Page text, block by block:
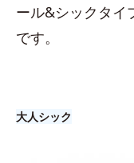
ール&シックタイ
です。
大人シック